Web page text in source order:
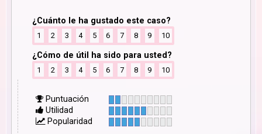
¿Cuánto le ha gustado este caso?
1 2 3 4 5 6 7 8 9 10
¿Cómo de útil ha sido para usted?
1 2 3 4 5 6 7 8 9 10
Puntuación
Utilidad
Popularidad